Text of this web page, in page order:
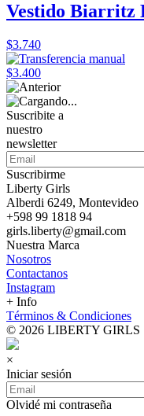
Vestido Biarritz
$3.740
$3.400
Suscribite a
nuestro
newsletter
Suscribirme
Liberty Girls
Alberdi 6249, Montevideo
+598 99 1818 94
girls.liberty@gmail.com
Nuestra Marca
Nosotros
Contactanos
Instagram
+ Info
Términos & Condiciones
© 2026 LIBERTY GIRLS
×
Iniciar sesión
Olvidé mi contraseña